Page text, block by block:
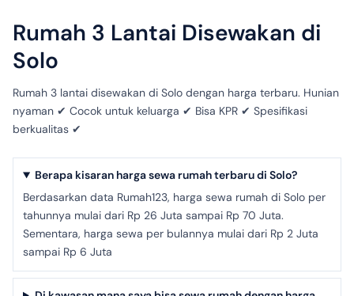
Rumah 3 Lantai Disewakan di
Solo
Rumah 3 lantai disewakan di Solo dengan harga terbaru. Hunian
nyaman ✔ Cocok untuk keluarga ✔ Bisa KPR ✔ Spesifikasi
berkualitas ✔
Berapa kisaran harga sewa rumah terbaru di Solo?
Berdasarkan data Rumah123, harga sewa rumah di Solo per
tahunnya mulai dari Rp 26 Juta sampai Rp 70 Juta.
Sementara, harga sewa per bulannya mulai dari Rp 2 Juta
sampai Rp 6 Juta